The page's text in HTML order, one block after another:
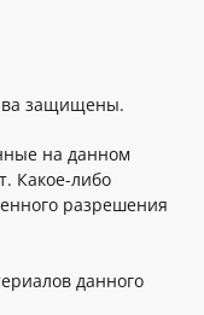
защищены.
на данном
Какое-либо
разрешения
данного